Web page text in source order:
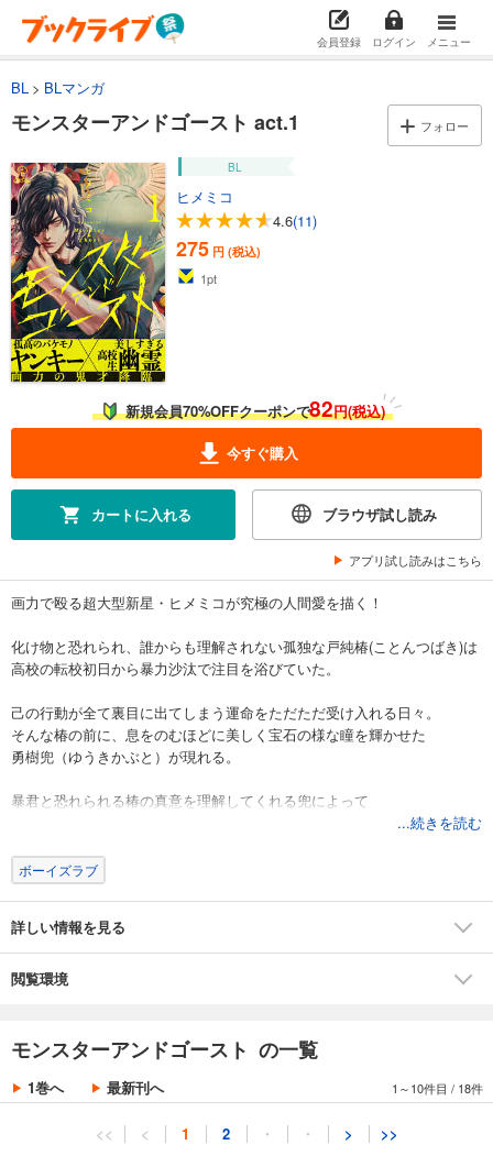
会員登録 ログイン メニュー
BL BLマンガ
モンスターアンドゴースト act.1 フォロー
BL
ヒメミコ
4.6(11)
275 円 (税込)
1pt
新規会員70%OFFクーポンで82円(税込)
今すぐ購入
カートに入れる ブラウザ試し読み
アプリ試し読みはこちら
画力で殴る超大型新星・ヒメミコが究極の人間愛を描く！
化け物と恐れられ、誰からも理解されない孤独な戸純椿(ことんつばき)は
高校の転校初日から暴力沙汰で注目を浴びていた。
己の行動が全て裏目に出てしまう運命をただただ受け入れる日々。
そんな椿の前に、息をのむほどに美しく宝石の様な瞳を輝かせた
勇樹兜（ゆうきかぶと）が現れる。
暴君と恐れられる椿の真意を理解してくれる兜によって
孤高な、化け物と呼ばれる高校生×美しすぎる幽霊の切ない純愛ストーリ
【act.1 本文63P】
※本商品の内容は雑誌「B.Pilz（ビーピルツ） vol.35」を単話化したもの
です。重複購入にご注意下さい。
...続きを読む
ボーイズラブ
詳しい情報を見る
閲覧環境
モンスターアンドゴースト の一覧
1巻へ 最新刊へ 1～10件目 / 18件
<< < 1 2 ・ ・ > >>